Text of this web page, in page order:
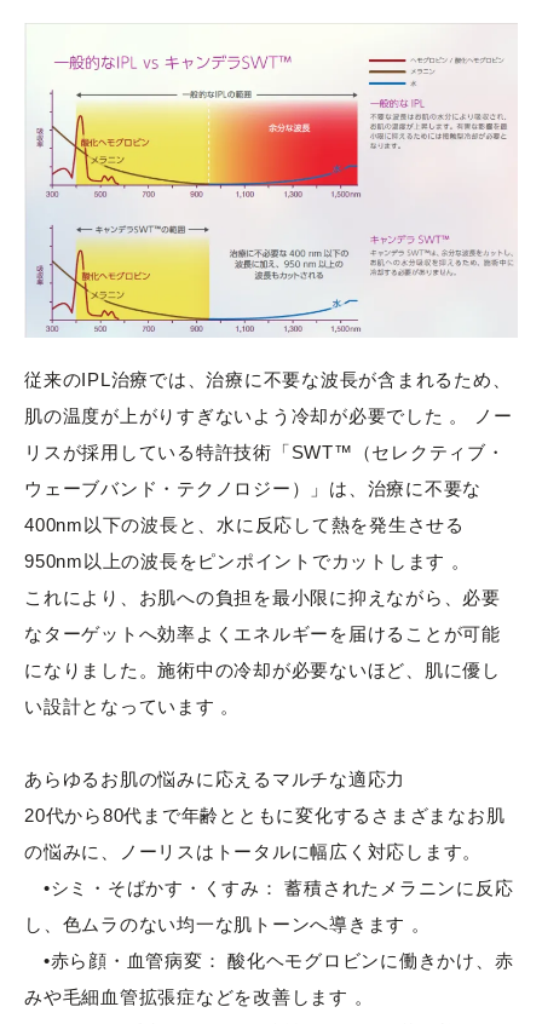
従来のIPL治療では、治療に不要な波長が含まれるため、
肌の温度が上がりすぎないよう冷却が必要でした 。 ノー
リスが採用している特許技術「SWT™（セレクティブ・
ウェーブバンド・テクノロジー）」は、治療に不要な
400nm以下の波長と、水に反応して熱を発生させる
950nm以上の波長をピンポイントでカットします 。
これにより、お肌への負担を最小限に抑えながら、必要
なターゲットへ効率よくエネルギーを届けることが可能
になりました。施術中の冷却が必要ないほど、肌に優し
い設計となっています 。
あらゆるお肌の悩みに応えるマルチな適応力
20代から80代まで年齢とともに変化するさまざまなお肌
の悩みに、ノーリスはトータルに幅広く対応します。
•シミ・そばかす・くすみ： 蓄積されたメラニンに反応
し、色ムラのない均一な肌トーンへ導きます 。
•赤ら顔・血管病変： 酸化ヘモグロビンに働きかけ、赤
みや毛細血管拡張症などを改善します 。